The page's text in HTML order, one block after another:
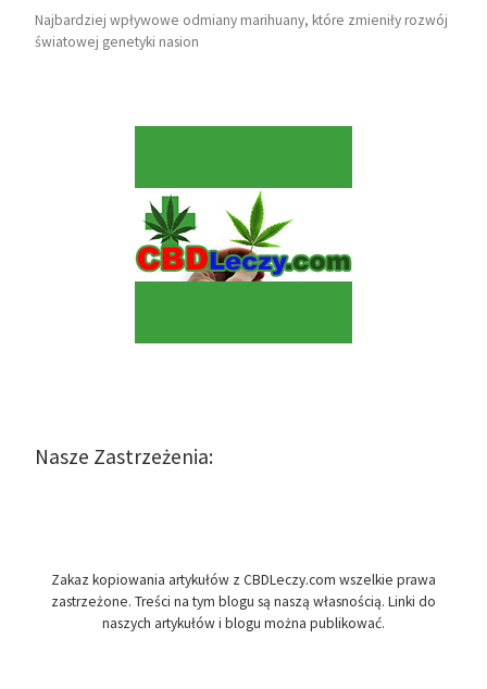
Najbardziej wpływowe odmiany marihuany, które zmieniły rozwój
światowej genetyki nasion
Nasze Zastrzeżenia:
Zakaz kopiowania artykułów z CBDLeczy.com wszelkie prawa
zastrzeżone. Treści na tym blogu są naszą własnością. Linki do
naszych artykułów i blogu można publikować.